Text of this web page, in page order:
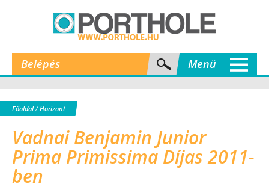
Belépés Menü
Főoldal/Horizont
Vadnai Benjamin Junior
Prima Primissima Díjas 2011-
ben